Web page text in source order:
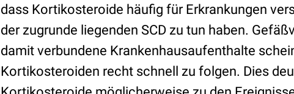
dass Kortikosteroide häufig für Erkrankungen
der zugrunde liegenden SCD zu tun haben.
damit verbundene Krankenhausaufenthalte
Kortikosteroiden recht schnell zu folgen. Dies